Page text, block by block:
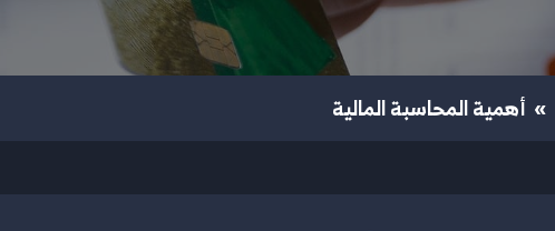
أهمية المحاسبة المالية